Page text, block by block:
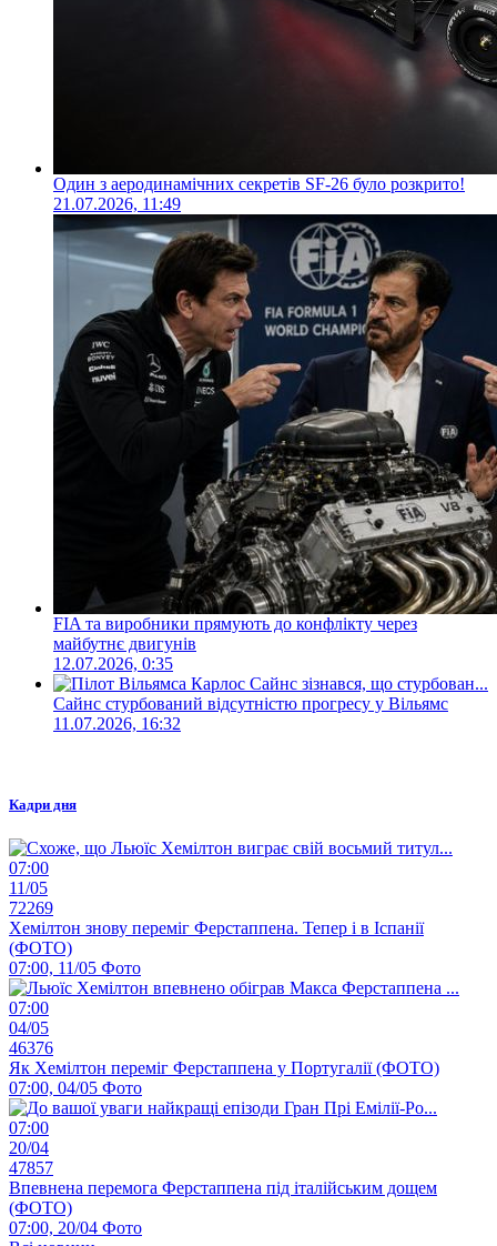
Один з аеродинамічних секретів SF-26 було розкрито!
21.07.2026, 11:49
FIA та виробники прямують до конфлікту через
майбутнє двигунів
12.07.2026, 0:35
Сайнс стурбований відсутністю прогресу у Вільямс
11.07.2026, 16:32
Кадри дня
07:00
11/05
72269
Хемілтон знову переміг Ферстаппена. Тепер і в Іспанії
(ФОТО)
07:00, 11/05 Фото
07:00
04/05
46376
Як Хемілтон переміг Ферстаппена у Португалії (ФОТО)
07:00, 04/05 Фото
07:00
20/04
47857
Впевнена перемога Ферстаппена під італійським дощем
(ФОТО)
07:00, 20/04 Фото